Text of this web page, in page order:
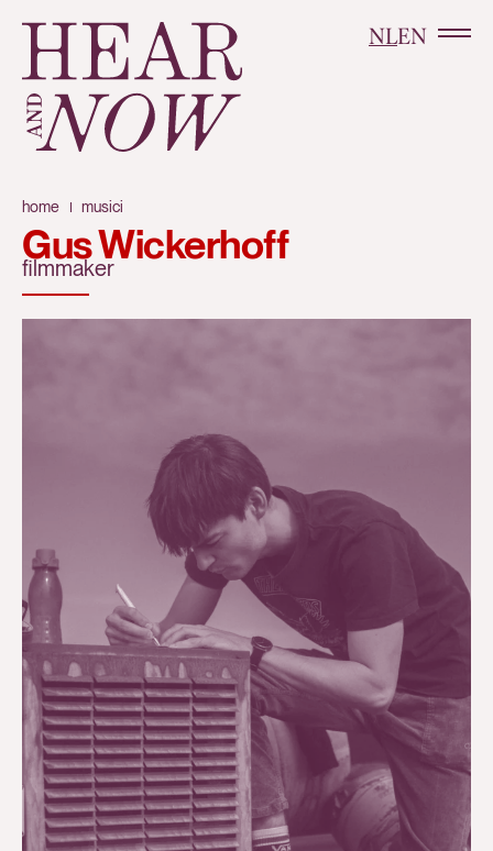
NLEN
home musici
Gus Wickerhoff
filmmaker